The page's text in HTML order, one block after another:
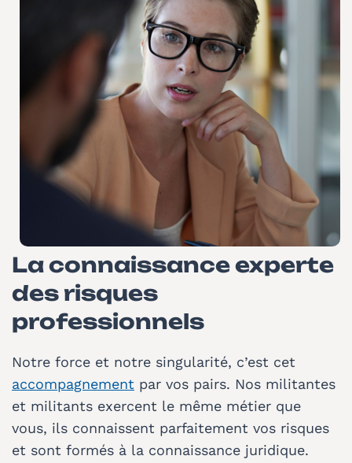
La connaissance experte
des risques
professionnels
Notre force et notre singularité, c’est cet
accompagnement par vos pairs. Nos militantes
et militants exercent le même métier que
vous, ils connaissent parfaitement vos risques
et sont formés à la connaissance juridique.